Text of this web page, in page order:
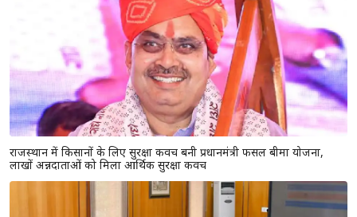
राजस्थान में किसानों के लिए सुरक्षा कवच बनी प्रधानमंत्री फसल बीमा योजना,
लाखों अन्नदाताओं को मिला आर्थिक सुरक्षा कवच